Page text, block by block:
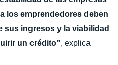
los emprendedores deben
sus ingresos y la viabilidad
un crédito”, explica